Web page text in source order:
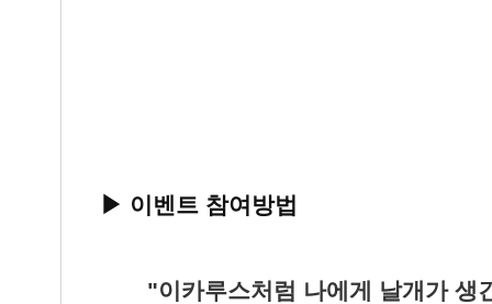
▶ 이벤트 참여방법
"이카루스처럼 나에게 날개가 생